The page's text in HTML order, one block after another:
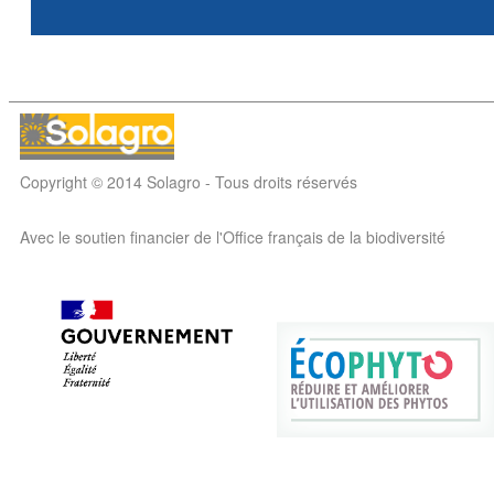
Copyright © 2014 Solagro - Tous droits réservés
Avec le soutien financier de l'Office français de la biodiversité